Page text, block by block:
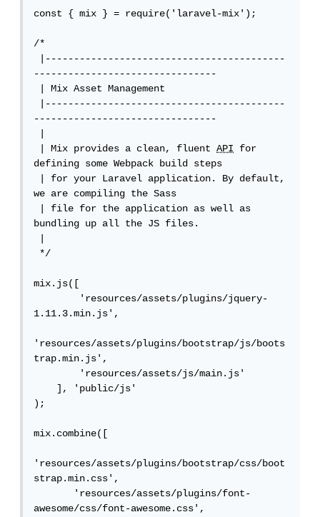
const { mix } = require('laravel-mix');
/*
--------------------------------
--------------------------------
| Mix provides a clean, fluent API for
defining some Webpack build steps
we are compiling the Sass
bundling up all the JS files.
*/
mix.js([
        'resources/assets/plugins/jquery-
1.11.3.min.js',
'resources/assets/plugins/bootstrap/js/boots
trap.min.js',
        'resources/assets/js/main.js'
    ], 'public/js'
);
mix.combine([
'resources/assets/plugins/bootstrap/css/boot
strap.min.css',
       'resources/assets/plugins/font-
awesome/css/font-awesome.css',